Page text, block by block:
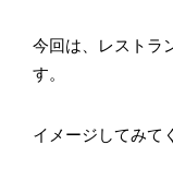
今回は、レストラ
す。
イメージしてみて